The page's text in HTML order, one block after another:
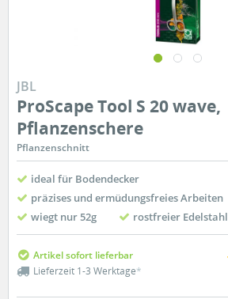
JBL
ProScape Tool S 20 wave,
Pflanzenschere
Pflanzenschnitt
ideal für Bodendecker
präzises und ermüdungsfreies Arbeiten
wiegt nur 52g
rostfreier Edelstahl
Artikel sofort lieferbar
Lieferzeit 1-3 Werktage*